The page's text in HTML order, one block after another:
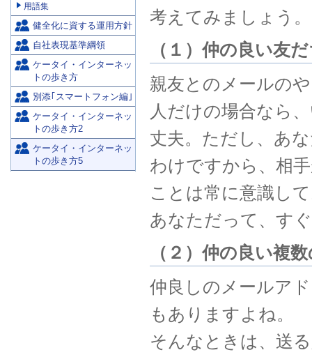
考えてみましょう。
（１）仲の良い友
親友とのメールの
人だけの場合なら
丈夫。ただし、あ
わけですから、相
ことは常に意識し
あなただって、す
（２）仲の良い複
仲良しのメールア
もありますよね。
そんなときは、送
用語集
健全化に資する運用方針
自社表現基準綱領
ケータイ・インターネッ
トの歩き方
別添｢スマートフォン編｣
ケータイ・インターネッ
トの歩き方2
ケータイ・インターネッ
トの歩き方5